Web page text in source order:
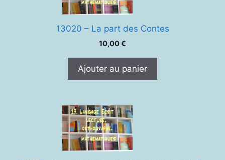
13020 – La part des Contes
10,00€
Ajouter au panier